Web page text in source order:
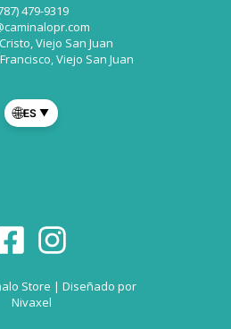
479-9319
Viejo San Juan
Viejo San Juan
🌐ES ▼
Store | Diseñado por
Nivaxel